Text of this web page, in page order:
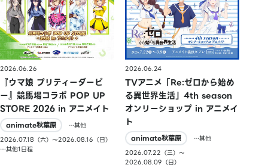
2026.06.26
『ウマ娘 プリティーダービ
ー』競馬場コラボ POP UP
STORE 2026 in アニメイト
animate秋葉原
…其他
2026.07.18（六）〜2026.08.16（日）
…其他1日程
2026.06.24
TVアニメ「Re:ゼロから始め
る異世界生活」4th season
オンリーショップ in アニメイ
ト
animate秋葉原
…其他
2026.07.22（三）〜
2026.08.09（日）